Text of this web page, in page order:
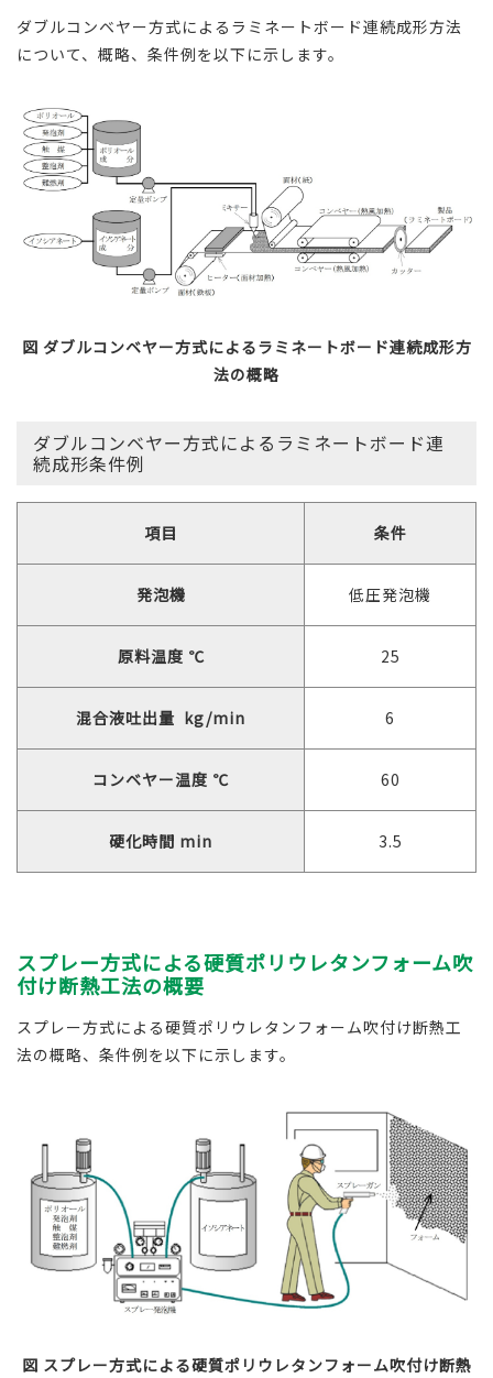
ダブルコンベヤー方式によるラミネートボード連続成形方法
について、概略、条件例を以下に示します。
図 ダブルコンベヤー方式によるラミネートボード連続成形方
法の概略
ダブルコンベヤー方式によるラミネートボード連
続成形条件例
項目 条件
発泡機 低圧発泡機
原料温度 ℃ 25
混合液吐出量 kg/min 6
コンベヤー温度 ℃ 60
硬化時間 min 3.5
スプレー方式による硬質ポリウレタンフォーム吹
付け断熱工法の概要
スプレー方式による硬質ポリウレタンフォーム吹付け断熱工
法の概略、条件例を以下に示します。
図 スプレー方式による硬質ポリウレタンフォーム吹付け断熱